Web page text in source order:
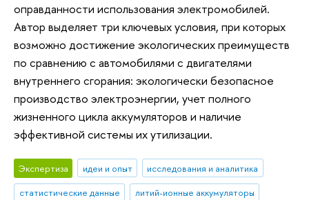
оправданности использования электромобилей.
Автор выделяет три ключевых условия, при которых
возможно достижение экологических преимуществ
по сравнению с автомобилями с двигателями
внутреннего сгорания: экологически безопасное
производство электроэнергии, учет полного
жизненного цикла аккумуляторов и наличие
эффективной системы их утилизации.
Экспертиза идеи и опыт
исследования и аналитика
статистические данные
литий-ионные аккумуляторы